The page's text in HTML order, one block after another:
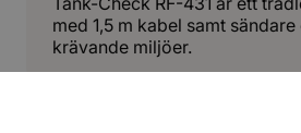
med 1,5 m kabel samt
krävande miljöer.